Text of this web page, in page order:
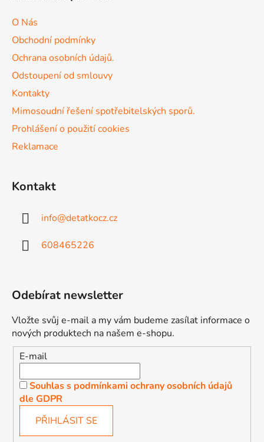
O Nás
Obchodní podmínky
Ochrana osobních údajů.
Odstoupení od smlouvy
Kontakty
Mimosoudní řešení spotřebitelských sporů.
Prohlášení o použití cookies
Reklamace
Kontakt
info@detatkocz.cz
608465226
Odebírat newsletter
Vložte svůj e-mail a my vám budeme zasílat informace o
nových produktech na našem e-shopu.
E-mail
Souhlas s podmínkami ochrany osobních údajů
dle GDPR
PŘIHLÁSIT SE